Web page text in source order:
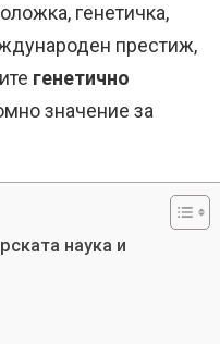
генетичка,
престиж,
генетично
значение за
наука и